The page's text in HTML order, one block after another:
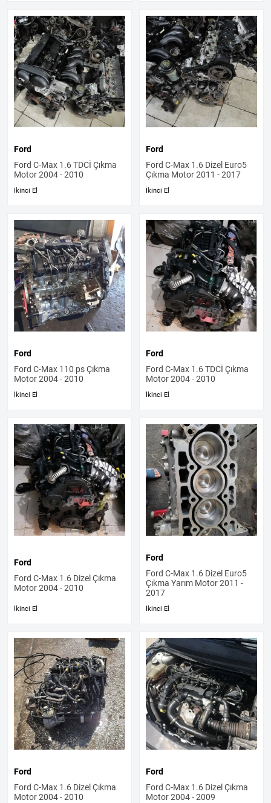
Ford
Ford C-Max 1.6 TDCİ Çıkma
Motor 2004 - 2010
İkinci El
Ford
Ford C-Max 1.6 Dizel Euro5
Çıkma Motor 2011 - 2017
İkinci El
Ford
Ford C-Max 110 ps Çıkma
Motor 2004 - 2010
İkinci El
Ford
Ford C-Max 1.6 TDCİ Çıkma
Motor 2004 - 2010
İkinci El
Ford
Ford C-Max 1.6 Dizel Çıkma
Motor 2004 - 2010
İkinci El
Ford
Ford C-Max 1.6 Dizel Euro5
Çıkma Yarım Motor 2011 -
2017
İkinci El
Ford
Ford C-Max 1.6 Dizel Çıkma
Motor 2004 - 2010
Ford
Ford C-Max 1.6 Dizel Çıkma
Motor 2004 - 2009